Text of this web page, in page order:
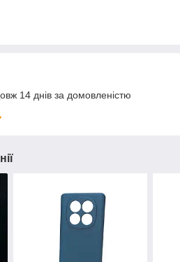
14 днів за домовленістю